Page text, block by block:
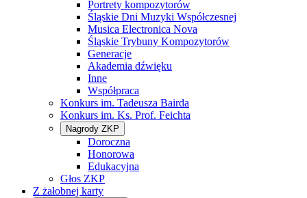
Portrety kompozytorów
Śląskie Dni Muzyki Współczesnej
Musica Electronica Nova
Śląskie Trybuny Kompozytorów
Generacje
Akademia dźwięku
Inne
Współpraca
Konkurs im. Tadeusza Bairda
Konkurs im. Ks. Prof. Feichta
Nagrody ZKP
Doroczna
Honorowa
Edukacyjna
Głos ZKP
Z żałobnej karty